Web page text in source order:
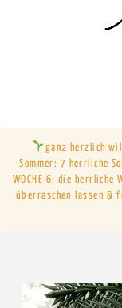
ganz herzlich
Sommer: 7 herrliche
WOCHE 6: die
überraschen lassen &